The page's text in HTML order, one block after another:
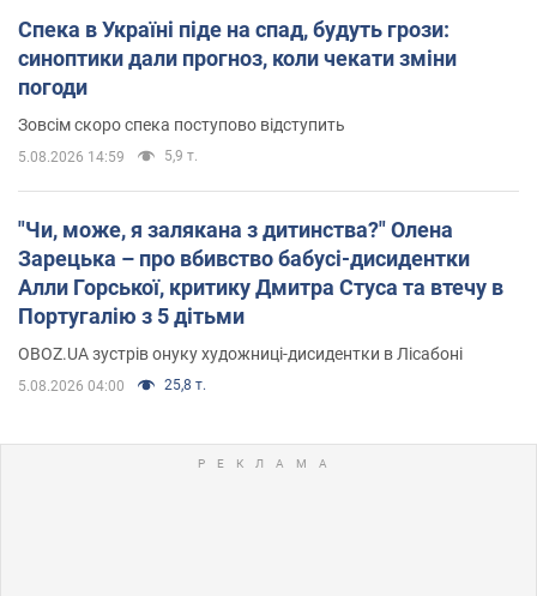
Спека в Україні піде на спад, будуть грози:
синоптики дали прогноз, коли чекати зміни
погоди
Зовсім скоро спека поступово відступить
5.08.2026 14:59 5,9 т.
"Чи, може, я залякана з дитинства?" Олена
Зарецька – про вбивство бабусі-дисидентки
Алли Горської, критику Дмитра Стуса та втечу в
Португалію з 5 дітьми
OBOZ.UA зустрів онуку художниці-дисидентки в Лісабоні
5.08.2026 04:00 25,8 т.